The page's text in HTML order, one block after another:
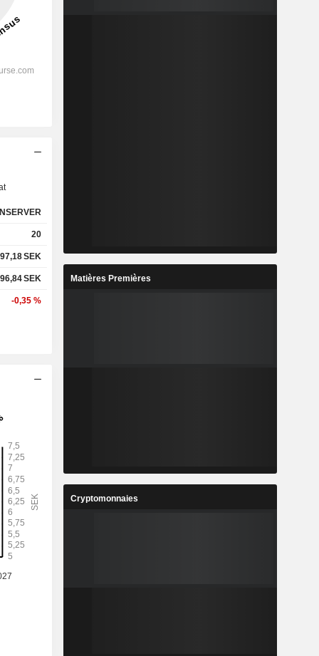
20
97,18SEK
96,84SEK
-0,35 %
Matières Premières
Cryptomonnaies